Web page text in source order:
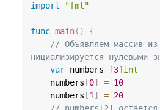
import "fmt"
func main( )
{
// Объявляем массив
нициализируется нулевыми
var numbers [3] int
	numbers
[0] = 10
	numbers
[1 ] = 20